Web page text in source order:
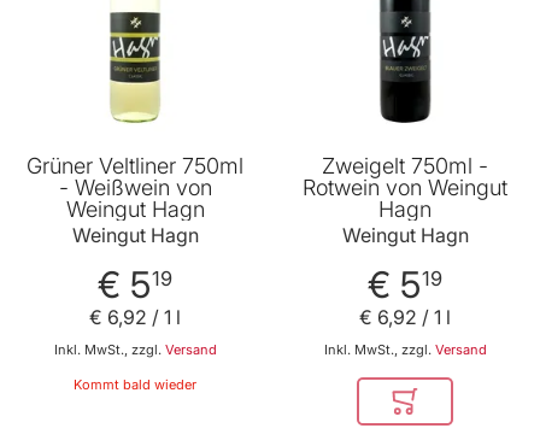
Grüner Veltliner 750ml
- Weißwein von
Weingut Hagn
Weingut Hagn
€ 519
Inkl. MwSt., zzgl. Versand
€ 6,92 / 1 l
Kommt bald wieder
Zweigelt 750ml -
Rotwein von Weingut
Hagn
Weingut Hagn
€ 519
Inkl. MwSt., zzgl. Versand
€ 6,92 / 1 l
In den